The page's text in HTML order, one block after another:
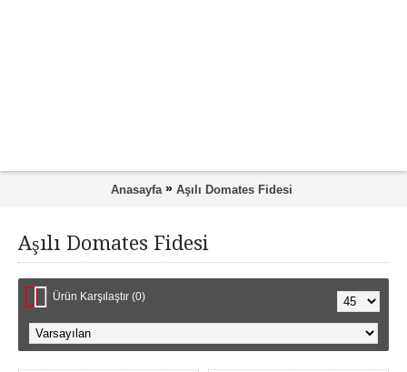
Anasayfa » Aşılı Domates Fidesi
Aşılı Domates Fidesi
Ürün Karşılaştır (0)